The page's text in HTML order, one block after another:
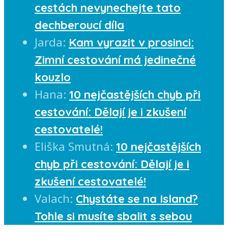
cestách nevynechejte tato
dechberoucí díla
Jarda: Kam vyrazit v prosinci:
Zimní cestování má jedinečné
kouzlo
Hana: 10 nejčastějších chyb při
cestování: Dělají je i zkušení
cestovatelé!
Eliška Smutná: 10 nejčastějších
chyb při cestování: Dělají je i
zkušení cestovatelé!
Valach: Chystáte se na Island?
Tohle si musíte sbalit s sebou